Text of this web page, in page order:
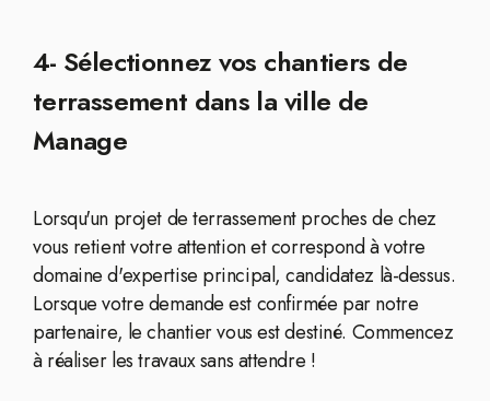
4- Sélectionnez vos chantiers de
terrassement dans la ville de
Manage
Lorsqu'un projet de terrassement proches de chez
vous retient votre attention et correspond à votre
domaine d'expertise principal, candidatez là-dessus.
Lorsque votre demande est confirmée par notre
partenaire, le chantier vous est destiné. Commencez
à réaliser les travaux sans attendre !